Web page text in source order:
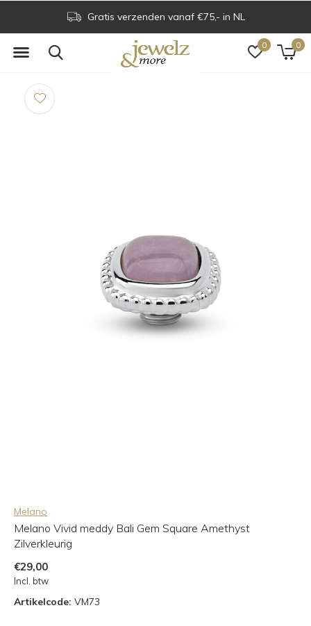
0 0
Gratis verzenden vanaf €75,- in NL
Melano
Melano Vivid meddy Bali Gem Square Amethyst
Zilverkleurig
€29,00
Incl. btw
Artikelcode: VM73